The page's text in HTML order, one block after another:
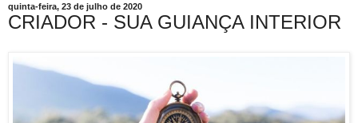
quinta-feira, 23 de julho de 2020
CRIADOR - SUA GUIANÇA INTERIOR